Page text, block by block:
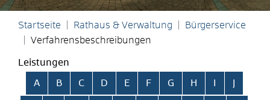
Startseite Rathaus & Verwaltung
Bürgerservice
Verfahrensbeschreibungen
Leistungen
Alphabetisches Register überspringen
A B C D E F G H